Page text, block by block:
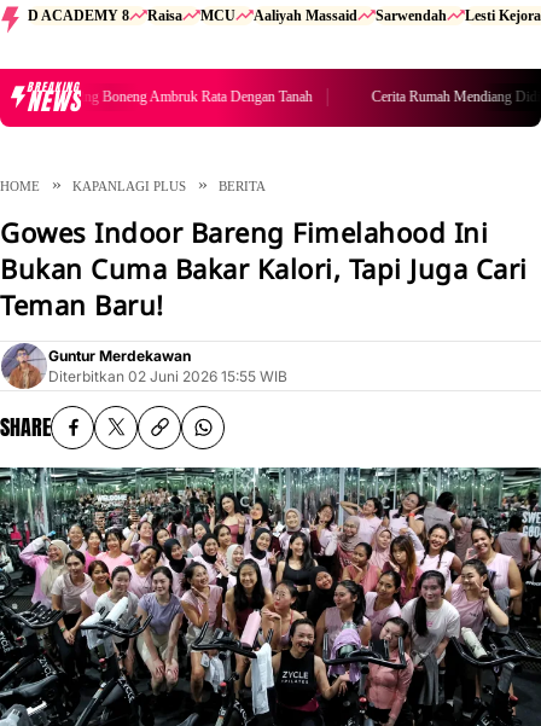
D ACADEMY 8 Raisa MCU Aaliyah Massaid Sarwendah Lesti Kejora
BREAKING
NEWS Cerita Rumah Mendiang Diding Boneng Ambruk Rata Dengan Tanah
HOME KAPANLAGI PLUS BERITA
Gowes Indoor Bareng Fimelahood Ini
Bukan Cuma Bakar Kalori, Tapi Juga Cari
Teman Baru!
Guntur Merdekawan
Diterbitkan 02 Juni 2026 15:55 WIB
SHARE